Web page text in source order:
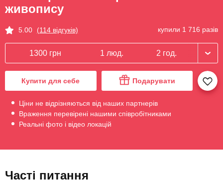
живопису
5.00 (114 відгуків) купили 1 716 разів
1300 грн 1 люд. 2 год.
Купити для себе Подарувати
Ціни не відрізняються від наших партнерів
Враження перевірені нашими співробітниками
Реальні фото і відео локацій
Часті питання